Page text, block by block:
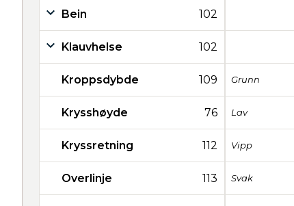
Bein 102
Klauvhelse 102
Kroppsdybde 109 Grunn
Krysshøyde 76 Lav
Kryssretning 112 Vipp
Overlinje 113 Svak